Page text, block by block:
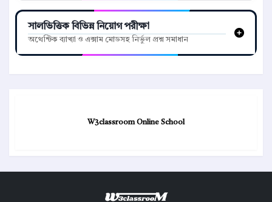
সালভিত্তিক বিভিন্ন নিয়োগ পরীক্ষা
অথেন্টিক ব্যাখ্যা ও এক্সাম মোডসহ নির্ভুল প্রশ্ন সমাধান
W3classroom Online School